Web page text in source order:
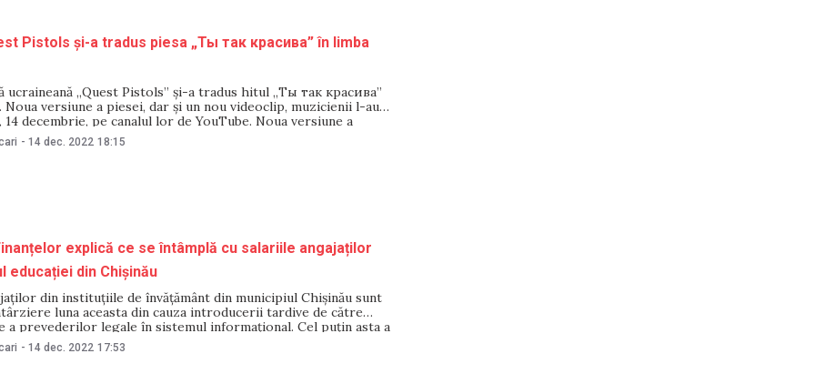
Pistols și-a tradus piesa „Ты так красива” în limba
ucraineană „Quest Pistols” și-a tradus hitul „Ты так красива”
Noua versiune a piesei, dar și un nou videoclip, muzicienii l-au
decembrie, pe canalul lor de YouTube. Noua versiune a
„Ти Неймовірна”. Descrierea de sub videoclip arată că
- 14 dec. 2022 18:15
explică ce se întâmplă cu salariile angajaților
educației din Chișinău
din instituțiile de învățământ din municipiul Chișinău sunt
luna aceasta din cauza introducerii tardive de către
a prevederilor legale în sistemul informațional. Cel puțin asta a
Finanțelor pentru NM. Mai exact, responsabilii din cadrul
Finanțe susțin că sălariile nu întârzie
- 14 dec. 2022 17:53